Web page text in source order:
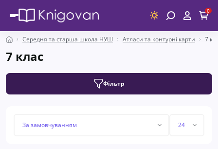
0
Середня та старша школа НУШ Атласи та контурні карти 7
7 клас
Фільтр